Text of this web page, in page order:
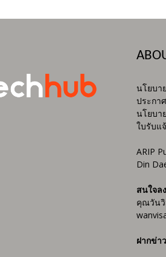
นโยบา
ประกา
นโยบา
ใบรับแ
ARIP
Din
สนใจล
คุณวันวิ
ฝากข่า